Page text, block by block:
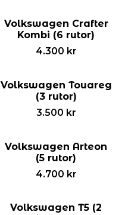
Volkswagen Crafter
Kombi (6 rutor)
4.300 kr
Volkswagen Touareg
(3 rutor)
3.500 kr
Volkswagen Arteon
(5 rutor)
4.700 kr
Volkswagen T5 (2